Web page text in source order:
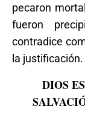
pecaron
fueron
contradice
la justificación.
DIOS